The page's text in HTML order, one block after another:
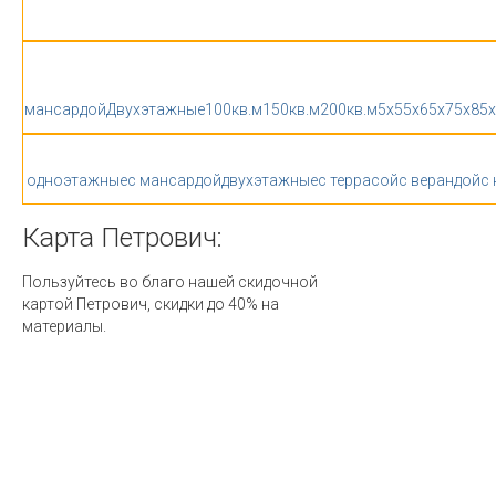
мансардойДвухэтажные100кв.м150кв.м200кв.м5x55x65x75x8
одноэтажныес мансардойдвухэтажныес террасойс верандойс
Карта Петрович:
Пользуйтесь во благо нашей скидочной
картой Петрович, скидки до 40% на
материалы.